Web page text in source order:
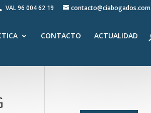
VAL96 004 62 19 contacto@ciabogados.com
CONTACTO ACTUALIDAD